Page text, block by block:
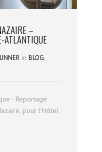
–
ATLANTIQUE
inBLOG,
- Reportage
pour l'Hôtel